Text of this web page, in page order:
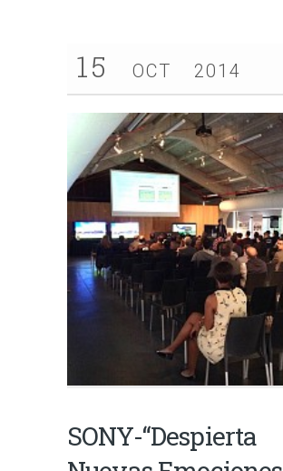
15 OCT 2014
SONY-“Despierta